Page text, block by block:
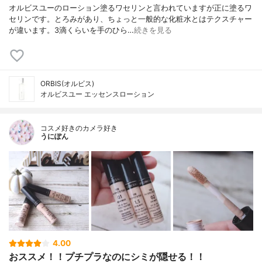
オルビスユーのローション塗るワセリンと言われていますが正に塗るワ
セリンです。とろみがあり、ちょっと一般的な化粧水とはテクスチャー
が違います。3滴くらいを手のひら…続きを見る
ORBIS(オルビス)
オルビスユー エッセンスローション
コスメ好きのカメラ好き
うにぽん
4.00
おススメ！！プチプラなのにシミが隠せる！！